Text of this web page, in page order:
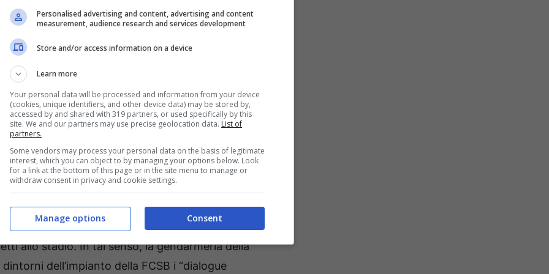
la squadra diVincenzo Italiano(Daniel
da centinaia di migliaia di tifosi del
di Bucarest per sostenere
e sicurezza, potrebbe essere una
che,a partire dalle 17.45, potranno fare
l’importanza in campo. Le
lagendarmeriadiBucarest– insieme alle altre
necessarie per garantire la massima
allo stadio. In tal senso, la gendarmeria della
dell’impianto della FCSB i “dialogue
Personalised advertising and content, advertising and content
measurement, audience research and services development
Store and/or access information on a device
Learn more
Your personal data will be processed and information from your device
(cookies, unique identifiers, and other device data) may be stored by,
accessed by and shared with 319 partners, or used specifically by this
site. We and our partners may use precise geolocation data. List of
partners.
Some vendors may process your personal data on the basis of legitimate
interest, which you can object to by managing your options below. Look
for a link at the bottom of this page or in the site menu to manage or
withdraw consent in privacy and cookie settings.
Consent
Manage options